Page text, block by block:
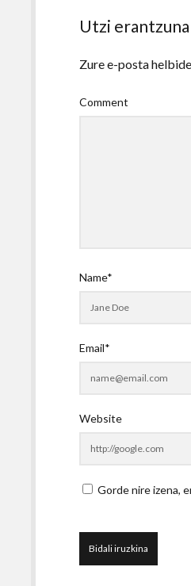
Utzi erantzuna
Zure e-posta
Comment
Name*
Email*
Website
Gorde nire izena,